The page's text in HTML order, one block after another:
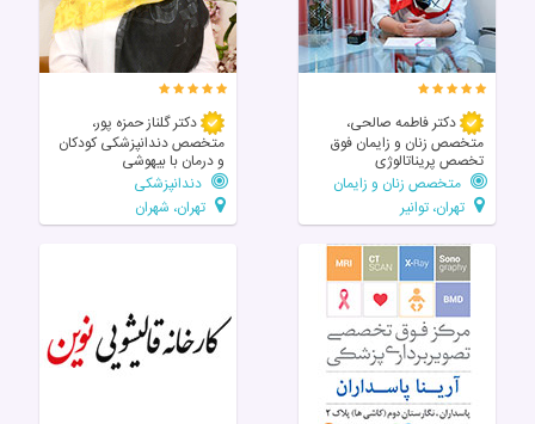
دکتر فاطمه صالحی،
متخصص زنان و زایمان فوق
تخصص پریناتالوژی
متخصص زنان و زایمان
تهران، توانیر
دکتر گلناز حمزه پور،
متخصص دندانپزشکی کودکان
و درمان با بیهوشی
دندانپزشکی
تهران، شهران